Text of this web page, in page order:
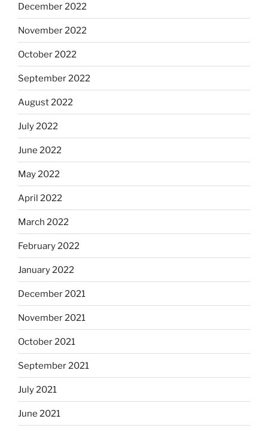
December 2022
November 2022
October 2022
September 2022
August 2022
July 2022
June 2022
May 2022
April 2022
March 2022
February 2022
January 2022
December 2021
November 2021
October 2021
September 2021
July 2021
June 2021